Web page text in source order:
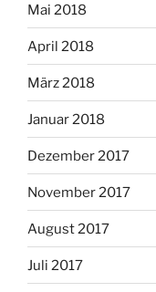
Mai 2018
April 2018
März 2018
Januar 2018
Dezember 2017
November 2017
August 2017
Juli 2017